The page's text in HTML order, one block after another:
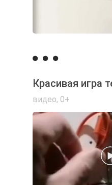
Красивая игра
видео, 0+